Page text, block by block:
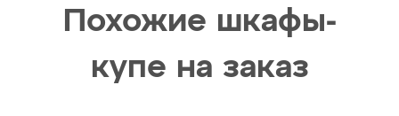
Похожие шкафы-
купе на заказ